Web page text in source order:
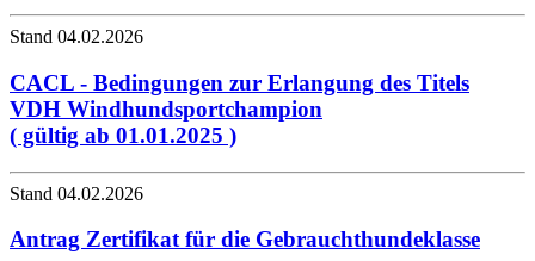
Stand 04.02.2026
CACL - Bedingungen zur Erlangung des Titels
VDH Windhundsportchampion
( gültig ab 01.01.2025 )
Stand 04.02.2026
Antrag Zertifikat für die Gebrauchthundeklasse